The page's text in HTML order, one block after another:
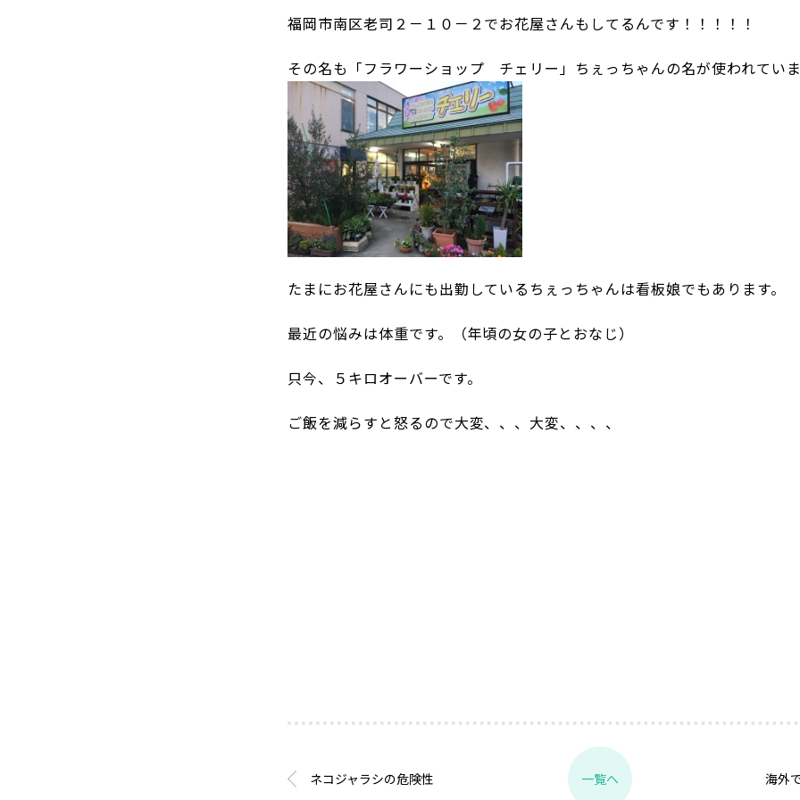
福岡市南区老司２－１０－２でお花屋さんもしてるんです！！！！！
その名も「フラワーショップ チェリー」ちぇっちゃんの名が使われてい
たまにお花屋さんにも出勤しているちぇっちゃんは看板娘でもあります。
最近の悩みは体重です。（年頃の女の子とおなじ）
只今、５キロオーバーです。
ご飯を減らすと怒るので大変、、、大変、、、、
ネコジャラシの危険性 一覧へ 海外